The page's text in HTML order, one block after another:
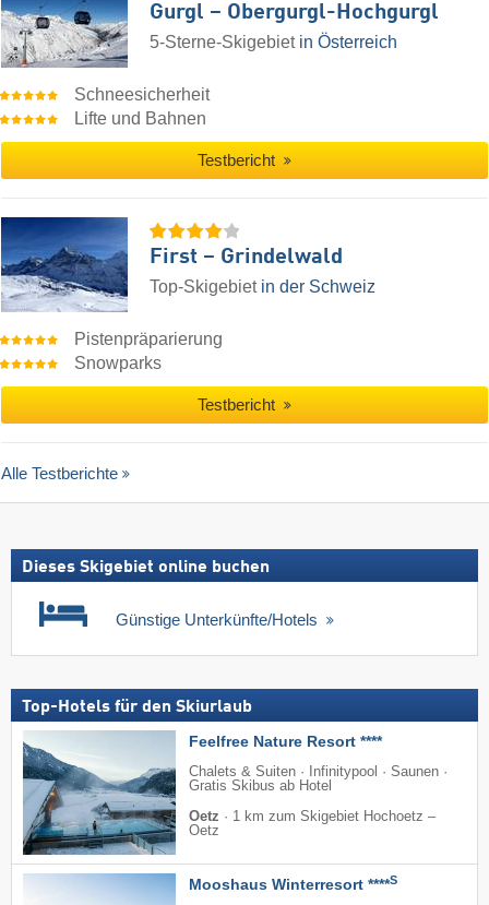
Gurgl – Obergurgl-Hochgurgl
5-Sterne-Skigebiet in Österreich
Schneesicherheit
Lifte und Bahnen
Testbericht
First – Grindelwald
Top-Skigebiet in der Schweiz
Pistenpräparierung
Snowparks
Testbericht
Alle Testberichte
Dieses Skigebiet online buchen
Günstige Unterkünfte/Hotels
Top-Hotels für den Skiurlaub
Feelfree Nature Resort ****
Chalets & Suiten · Infinitypool · Saunen ·
Gratis Skibus ab Hotel
Oetz · 1 km zum Skigebiet Hochoetz –
Oetz
Mooshaus Winterresort ****S